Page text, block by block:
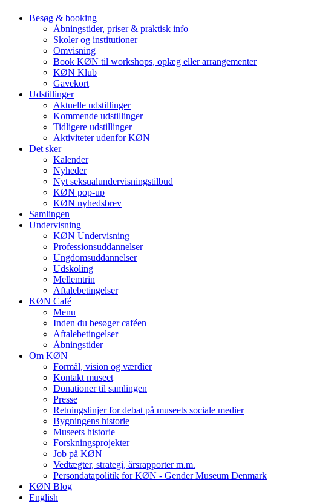
Besøg & booking
Åbningstider, priser & praktisk info
Skoler og institutioner
Omvisning
Book KØN til workshops, oplæg eller arrangementer
KØN Klub
Gavekort
Udstillinger
Aktuelle udstillinger
Kommende udstillinger
Tidligere udstillinger
Aktiviteter udenfor KØN
Det sker
Kalender
Nyheder
Nyt seksualundervisningstilbud
KØN pop-up
KØN nyhedsbrev
Samlingen
Undervisning
KØN Undervisning
Professionsuddannelser
Ungdomsuddannelser
Udskoling
Mellemtrin
Aftalebetingelser
KØN Café
Menu
Inden du besøger caféen
Aftalebetingelser
Åbningstider
Om KØN
Formål, vision og værdier
Kontakt museet
Donationer til samlingen
Presse
Retningslinjer for debat på museets sociale medier
Bygningens historie
Museets historie
Forskningsprojekter
Job på KØN
Vedtægter, strategi, årsrapporter m.m.
Persondatapolitik for KØN - Gender Museum Denmark
KØN Blog
English